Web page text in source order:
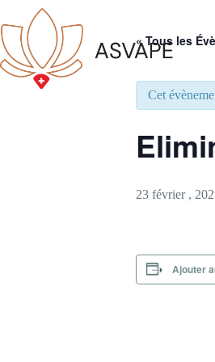
« Tous les
Cet
23 février ,
Ajouter